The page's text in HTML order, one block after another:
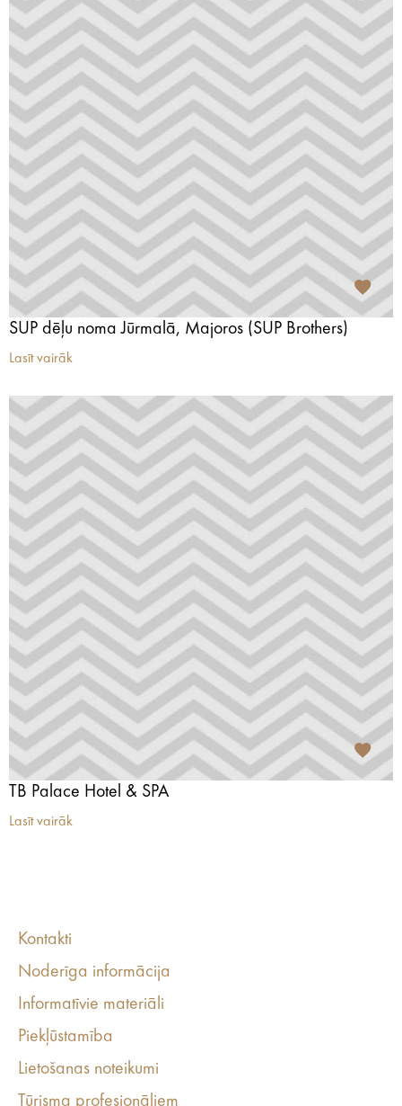
SUP dēļu noma Jūrmalā, Majoros (SUP Brothers)
Lasīt vairāk
TB Palace Hotel & SPA
Lasīt vairāk
Kontakti
Noderīga informācija
Informatīvie materiāli
Piekļūstamība
Lietošanas noteikumi
Tūrisma profesionāļiem